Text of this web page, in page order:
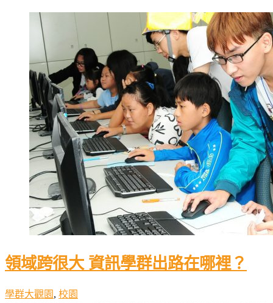
領域跨很大 資訊學群出路在哪裡？
學群大觀園 , 校園